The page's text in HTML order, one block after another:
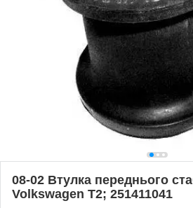
08-02 Втулка переднього
Volkswagen T2; 251411041